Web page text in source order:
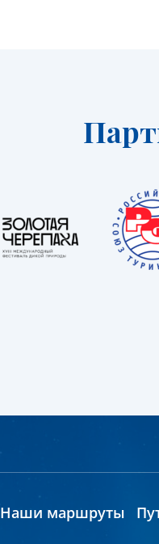
Наши маршруты